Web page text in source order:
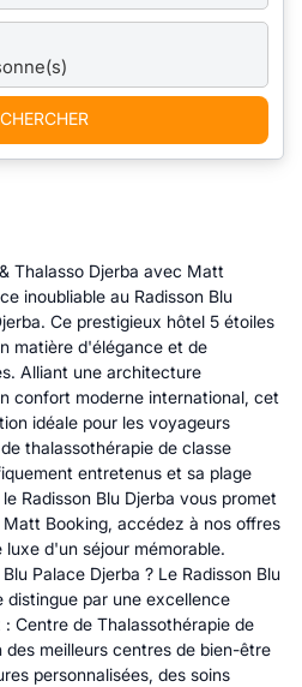
Thalasso Djerba avec Matt
inoubliable au Radisson Blu
Ce prestigieux hôtel 5 étoiles
matière d'élégance et de
Alliant une architecture
confort moderne international, cet
idéale pour les voyageurs
thalassothérapie de classe
entretenus et sa plage
Radisson Blu Djerba vous promet
Booking, accédez à nos offres
d'un séjour mémorable.
Palace Djerba ? Le Radisson Blu
distingue par une excellence
Centre de Thalassothérapie de
meilleurs centres de bien-être
personnalisées, des soins